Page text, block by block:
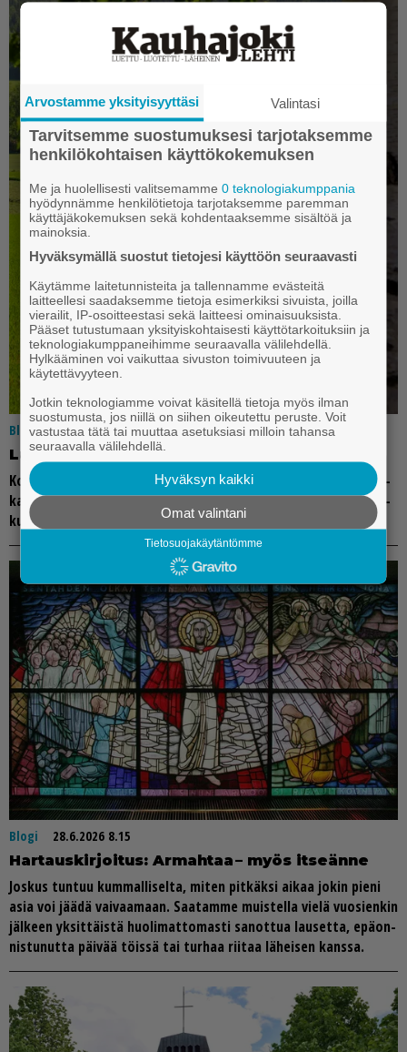
Blogi
29.6.2026 18.00
Lu­ki­joil­ta: Ko­lo­me on ko­ri­aa ke­säl­lä
Ko­lo­me on ko­ri­aa ke­säl­lä, leh­ti puus, ruo­ho maas, tuo­men­kuk­
ka ko­lo­man­te­na. Näin on en­nen sa­not­tu ja jat­ket­tu kesä keik­
kuun tu­loo­pi, suvi suu­ta vää­ris­tel­len.
Blogi
28.6.2026 8.15
Har­taus­kir­joi­tus: Ar­mah­taa – myös it­se­än­ne
Jos­kus tun­tuu kum­mal­li­sel­ta, mi­ten pit­käk­si ai­kaa jo­kin pie­ni
asia voi jää­dä vai­vaa­maan. Saa­tam­me muis­tel­la vie­lä vuo­sien­kin
jäl­keen yk­sit­täis­tä huo­li­mat­to­mas­ti sa­not­tua lau­set­ta, epä­on­
nis­tu­nut­ta päi­vää töis­sä tai tur­haa rii­taa lä­hei­sen kans­sa.
Arvostamme yksityisyyttäsi Valintasi
Tarvitsemme suostumuksesi tarjotaksemme
henkilökohtaisen käyttökokemuksen
Me ja huolellisesti valitsemamme0 teknologiakumppania
hyödynnämme henkilötietoja tarjotaksemme paremman
käyttäjäkokemuksen sekä kohdentaaksemme sisältöä ja
mainoksia.
Hyväksymällä suostut tietojesi käyttöön seuraavasti
Käytämme laitetunnisteita ja tallennamme evästeitä
laitteellesi saadaksemme tietoja esimerkiksi sivuista, joilla
vierailit, IP-osoitteestasi sekä laitteesi ominaisuuksista.
Pääset tutustumaan yksityiskohtaisesti käyttötarkoituksiin ja
teknologiakumppaneihimme seuraavalla välilehdellä.
Hylkääminen voi vaikuttaa sivuston toimivuuteen ja
käytettävyyteen.
Jotkin teknologiamme voivat käsitellä tietoja myös ilman
suostumusta, jos niillä on siihen oikeutettu peruste. Voit
vastustaa tätä tai muuttaa asetuksiasi milloin tahansa
seuraavalla välilehdellä.
Hyväksyn kaikki
Omat valintani
Tietosuojakäytäntömme